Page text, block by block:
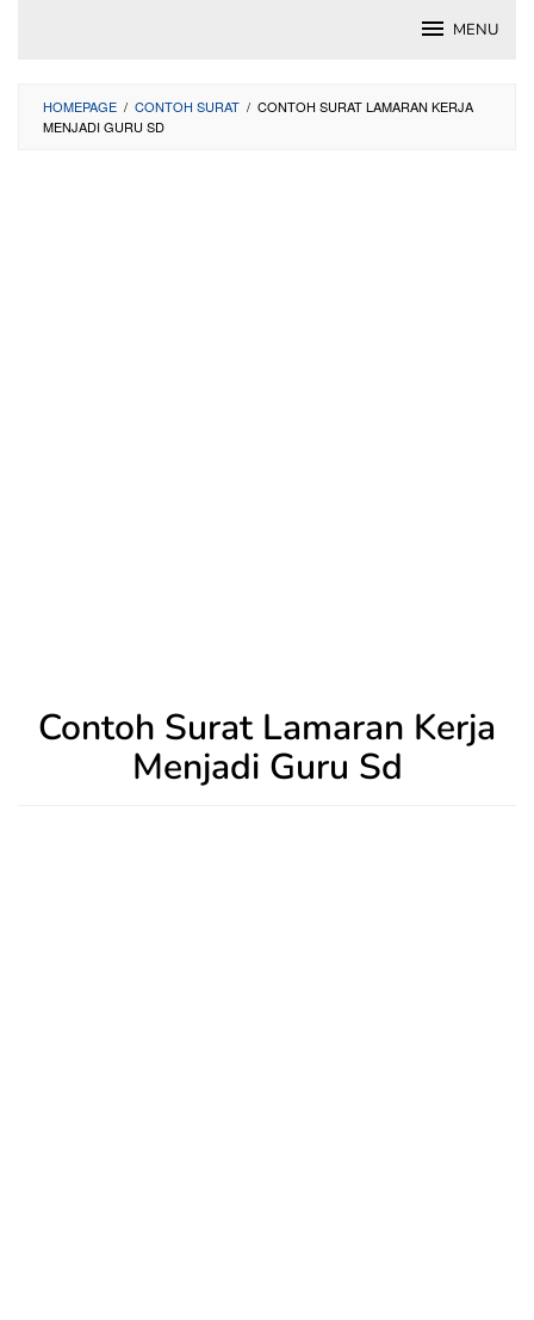
MENU
HOMEPAGE / CONTOH SURAT / CONTOH SURAT LAMARAN KERJA
MENJADI GURU SD
Contoh Surat Lamaran Kerja
Menjadi Guru Sd